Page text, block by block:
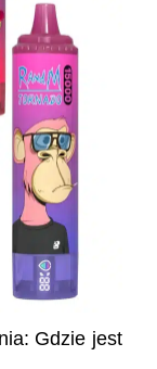
Gdzie jest